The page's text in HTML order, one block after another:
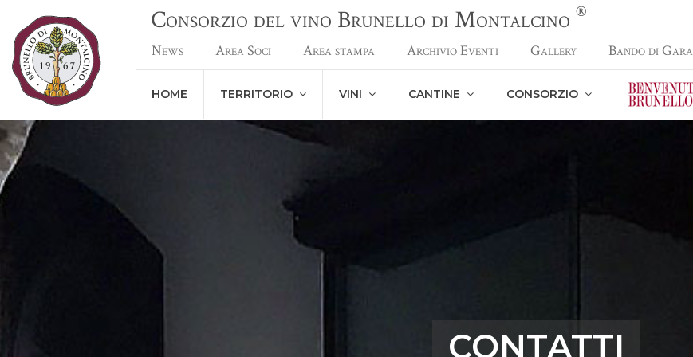
Consorzio del vino Brunello di Montalcino ®
News Area Soci Area stampa Archivio Eventi Gallery Bando di Gara
HOME TERRITORIO VINI CANTINE CONSORZIO
CONTATTI